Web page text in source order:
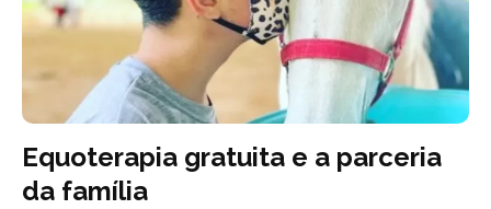
Equoterapia gratuita e a parceria
da família